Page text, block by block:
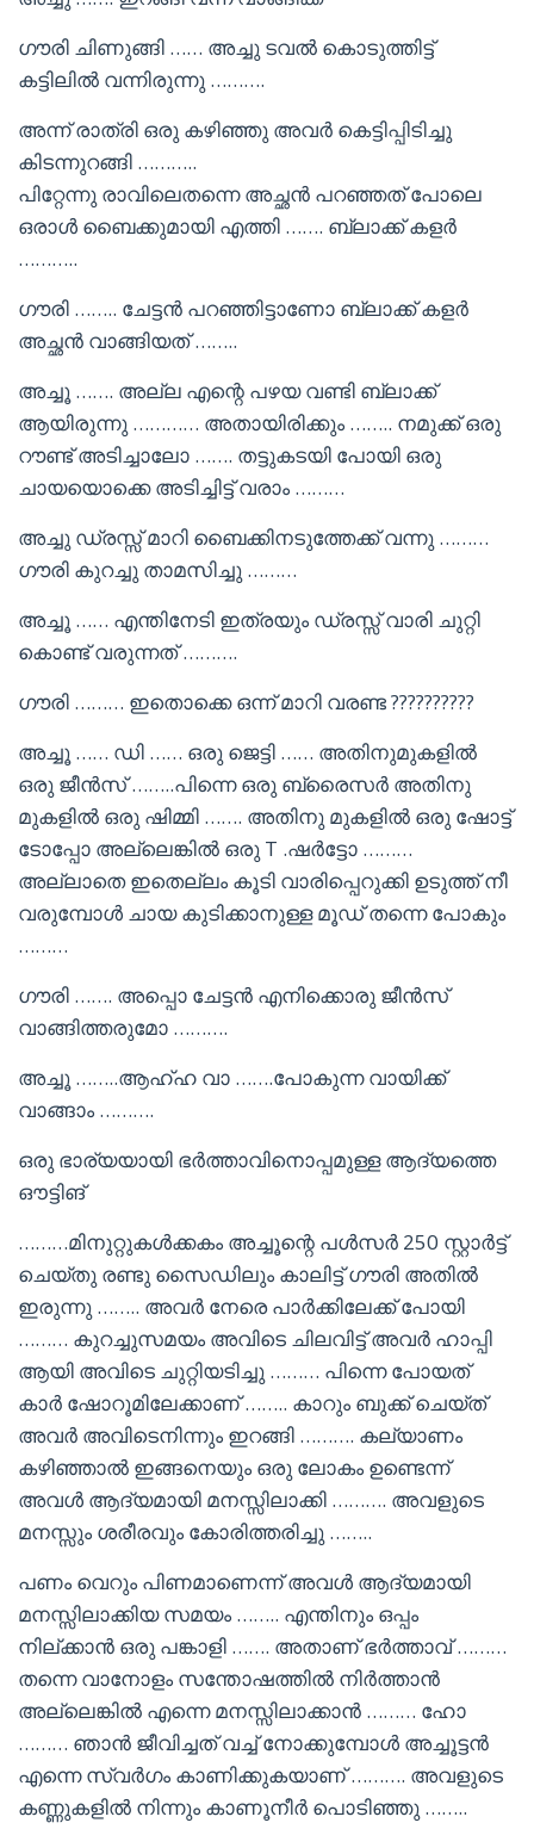
ഗൗരി ചിണുങ്ങി …… അച്ചു ടവൽ കൊടുത്തിട്ട്
കട്ടിലിൽ വന്നിരുന്നു ……….
അന്ന് രാത്രി ഒരു കഴിഞ്ഞു അവർ കെട്ടിപ്പിടിച്ചു
കിടന്നുറങ്ങി ………..
പിറ്റേന്നു രാവിലെതന്നെ അച്ഛൻ പറഞ്ഞത് പോലെ
ഒരാൾ ബൈക്കുമായി എത്തി ……. ബ്ലാക്ക് കളർ
………..
ഗൗരി …….. ചേട്ടൻ പറഞ്ഞിട്ടാണോ ബ്ലാക്ക് കളർ
അച്ഛൻ വാങ്ങിയത് ……..
അച്ചൂ ……. അല്ല എന്റെ പഴയ വണ്ടി ബ്ലാക്ക്
ആയിരുന്നു ………… അതായിരിക്കും …….. നമുക്ക് ഒരു
റൗണ്ട് അടിച്ചാലോ ……. തട്ടുകടയി പോയി ഒരു
ചായയൊക്കെ അടിച്ചിട്ട് വരാം ………
അച്ചു ഡ്രസ്സ് മാറി ബൈക്കിനടുത്തേക്ക് വന്നു ………
ഗൗരി കുറച്ചു താമസിച്ചു ………
അച്ചൂ …… എന്തിനേടി ഇത്രയും ഡ്രസ്സ് വാരി ചുറ്റി
കൊണ്ട് വരുന്നത് ……….
ഗൗരി ……… ഇതൊക്കെ ഒന്ന് മാറി വരണ്ട ??????????
അച്ചൂ …… ഡി …… ഒരു ജെട്ടി …… അതിനുമുകളിൽ
ഒരു ജീൻസ്‌ ……..പിന്നെ ഒരു ബ്രൈസർ അതിനു
മുകളിൽ ഒരു ഷിമ്മി ……. അതിനു മുകളിൽ ഒരു ഷോട്ട്
ടോപ്പോ അല്ലെങ്കിൽ ഒരു T .ഷർട്ടോ ………
അല്ലാതെ ഇതെല്ലം കൂടി വാരിപ്പെറുക്കി ഉടുത്ത് നീ
വരുമ്പോൾ ചായ കുടിക്കാനുള്ള മൂഡ് തന്നെ പോകും
………
ഗൗരി ……. അപ്പൊ ചേട്ടൻ എനിക്കൊരു ജീൻസ്‌
വാങ്ങിത്തരുമോ ……….
അച്ചൂ ……..ആഹ്ഹ വാ …….പോകുന്ന വായിക്ക്
വാങ്ങാം ……….
ഒരു ഭാര്യയായി ഭർത്താവിനൊപ്പമുള്ള ആദ്യത്തെ
ഔട്ടിങ്
………മിനുറ്റുകൾക്കകം അച്ചൂന്റെ പൾസർ 250 സ്റ്റാർട്ട്
ചെയ്തു രണ്ടു സൈഡിലും കാലിട്ട് ഗൗരി അതിൽ
ഇരുന്നു …….. അവർ നേരെ പാർക്കിലേക്ക് പോയി
……… കുറച്ചുസമയം അവിടെ ചിലവിട്ട് അവർ ഹാപ്പി
ആയി അവിടെ ചുറ്റിയടിച്ചു ……… പിന്നെ പോയത്
കാർ ഷോറൂമിലേക്കാണ് …….. കാറും ബുക്ക് ചെയ്ത്
അവർ അവിടെനിന്നും ഇറങ്ങി ………. കല്യാണം
കഴിഞ്ഞാൽ ഇങ്ങനെയും ഒരു ലോകം ഉണ്ടെന്ന്
അവൾ ആദ്യമായി മനസ്സിലാക്കി ………. അവളുടെ
മനസ്സും ശരീരവും കോരിത്തരിച്ചു ……..
പണം വെറും പിണമാണെന്ന് അവൾ ആദ്യമായി
മനസ്സിലാക്കിയ സമയം …….. എന്തിനും ഒപ്പം
നില്ക്കാൻ ഒരു പങ്കാളി ……. അതാണ് ഭർത്താവ് ………
തന്നെ വാനോളം സന്തോഷത്തിൽ നിർത്താൻ
അല്ലെങ്കിൽ എന്നെ മനസ്സിലാക്കാൻ ……… ഹോ
……… ഞാൻ ജീവിച്ചത് വച്ച് നോക്കുമ്പോൾ അച്ചൂട്ടൻ
എന്നെ സ്വർഗം കാണിക്കുകയാണ് ………. അവളുടെ
കണ്ണുകളിൽ നിന്നും കാണൂനീർ പൊടിഞ്ഞു ……..